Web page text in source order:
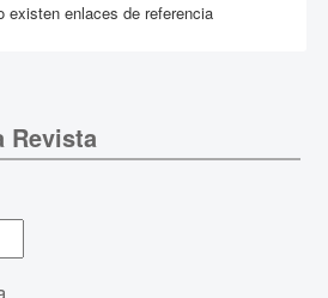
existen enlaces de referencia
Revista